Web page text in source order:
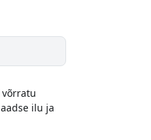
võrratu
ilu ja